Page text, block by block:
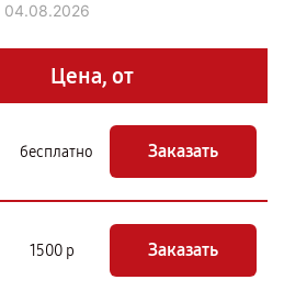
04.08.2026
Цена, от
бесплатно Заказать
1500 р Заказать